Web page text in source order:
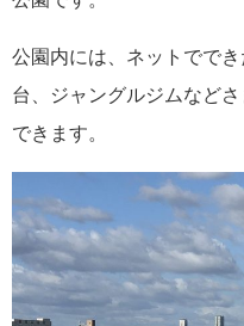
公園内には、ネットでで
台、ジャングルジムなど
できます。